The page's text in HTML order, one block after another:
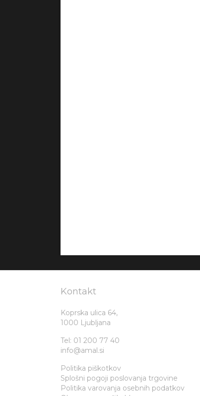
Kontakt
Koprska ulica 64,
1000 Ljubljana
Tel: 01 200 77 40
info@amal.si
Politika piškotkov
Splošni pogoji poslovanja trgovine
Politika varovanja osebnih podatkov